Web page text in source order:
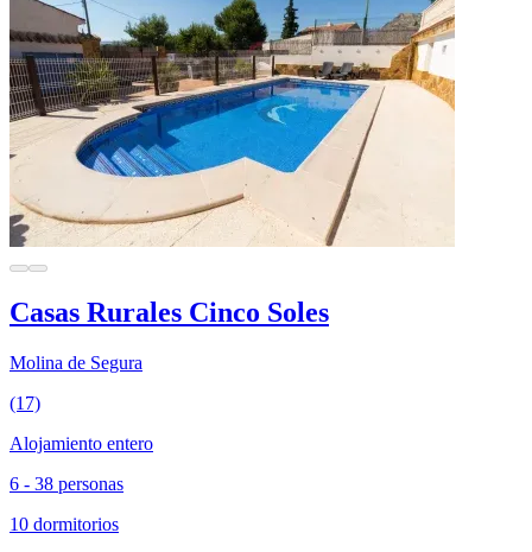
Casas Rurales Cinco Soles
Molina de Segura
(17)
Alojamiento entero
6 - 38 personas
10 dormitorios